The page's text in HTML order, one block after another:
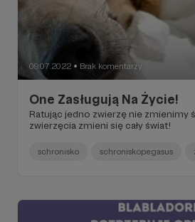
09.07.2022 ● Brak komentarzy
One Zasługują Na Życie!
Ratując jedno zwierzę nie zmienimy
zwierzęcia zmieni się cały świat!
schronisko schroniskopegasus